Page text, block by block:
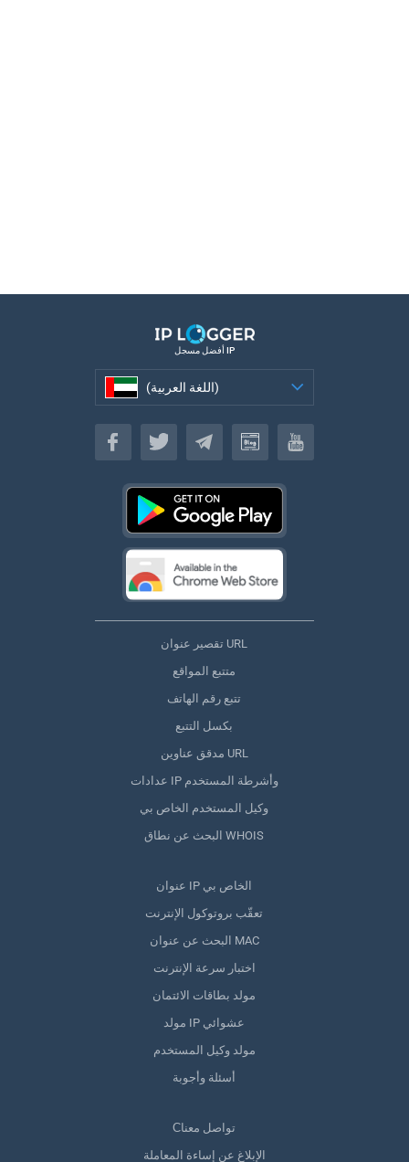
أفضل مسجل IP
(اللغة العربية)
(اللغة العربية)
تقصير عنوان URL
متتبع المواقع
تتبع رقم الهاتف
بكسل التتبع
مدقق عناوين URL
عدادات IP وأشرطة المستخدم
وكيل المستخدم الخاص بي
البحث عن نطاق WHOIS
عنوان IP الخاص بي
تعقّب بروتوكول الإنترنت
البحث عن عنوان MAC
اختبار سرعة الإنترنت
مولد بطاقات الائتمان
مولد IP عشوائي
مولد وكيل المستخدم
أسئلة وأجوبة
Сتواصل معنا
الإبلاغ عن إساءة المعاملة